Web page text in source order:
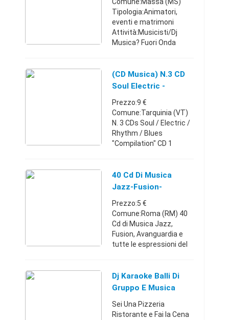
Karaoke
Tipologia:Animatori,
eventi e matrimoni
Attività:Musicisti/Dj
Musica? Fuori Onda
sempre la musica che fa
per te! Chiamaci o
(CD Musica) N.3 CD
Soul Electric -
Rhythm - Blues
Prezzo:9 €
Comune:Tarquinia (VT)
N. 3 CDs Soul / Electric /
Rhythm / Blues
"Compilation" CD 1
ROCK) Genere:
Compilation Artisti e
40 Cd Di Musica
Jazz-Fusion-
Avanguadia Etc
Prezzo:5 €
Comune:Roma (RM) 40
Cd di Musica Jazz,
Fusion, Avanguardia e
tutte le espressioni del
in edizioni americane e/o
giapponesi tenuti in
Dj Karaoke Balli Di
Gruppo E Musica
Sei Una Pizzeria
Ristorante e Fai la Cena